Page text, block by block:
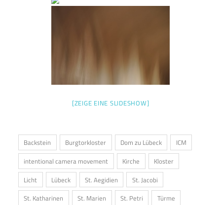
[ZEIGE EINE SLIDESHOW]
Backstein Burgtorkloster Dom zu Lübeck
ICM
intentional camera movement
Kirche
Kloster
Licht
Lübeck St. Aegidien
St. Jacobi
St. Katharinen
St. Marien St. Petri Türme